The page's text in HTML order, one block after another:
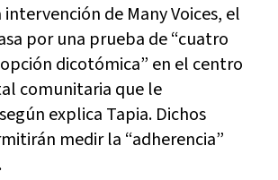
de Many Voices, el
por una prueba de “cuatro
dicotómica” en el centro
comunitaria que le
explica Tapia. Dichos
medir la “adherencia”